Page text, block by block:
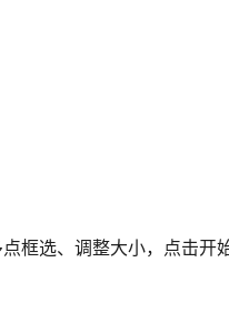
框选、调整大小，点击开始